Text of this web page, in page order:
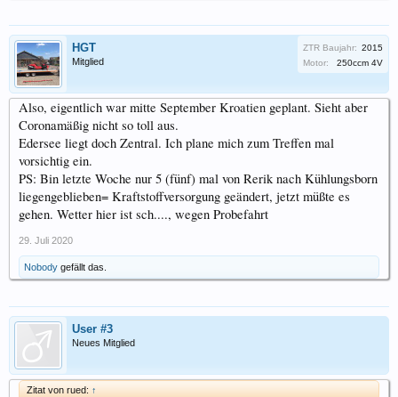
HGT
Mitglied
ZTR Baujahr: 2015
Motor:
250ccm 4V
Also, eigentlich war mitte September Kroatien geplant. Sieht aber
Coronamäßig nicht so toll aus.
Edersee liegt doch Zentral. Ich plane mich zum Treffen mal
vorsichtig ein.
PS: Bin letzte Woche nur 5 (fünf) mal von Rerik nach Kühlungsborn
liegengeblieben= Kraftstoffversorgung geändert, jetzt müßte es
gehen. Wetter hier ist sch...., wegen Probefahrt
29. Juli 2020
Nobody gefällt das.
User #3
Neues Mitglied
Zitat von rued: ↑